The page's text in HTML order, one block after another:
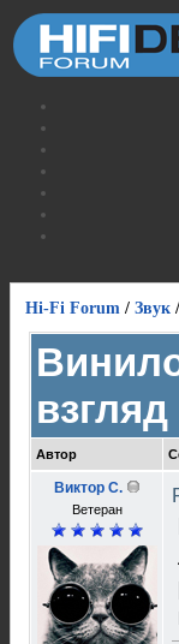
Hi-Fi Forum / Звук /
Автор
Виктор С.
Ветеран